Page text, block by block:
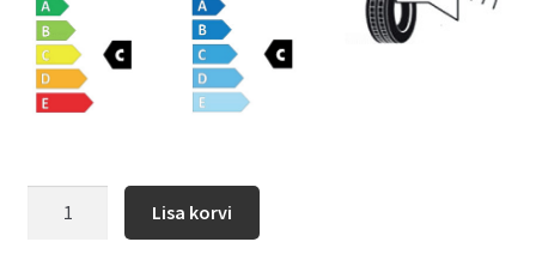
Lisa korvi